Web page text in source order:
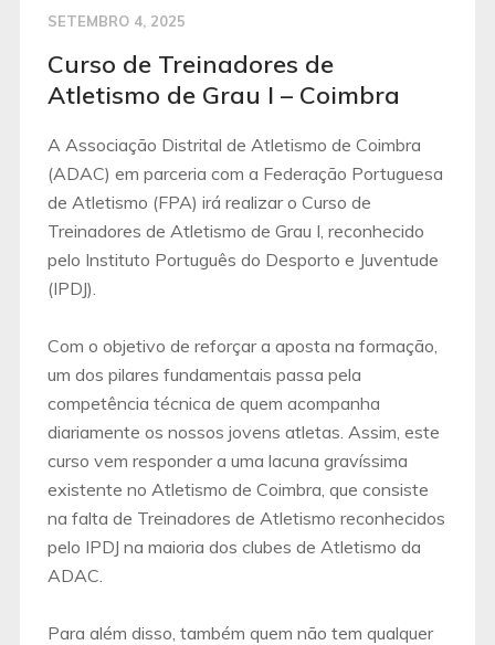
SETEMBRO 4, 2025
Curso de Treinadores de
Atletismo de Grau I – Coimbra
A Associação Distrital de Atletismo de Coimbra
(ADAC) em parceria com a Federação Portuguesa
de Atletismo (FPA) irá realizar o Curso de
Treinadores de Atletismo de Grau I, reconhecido
pelo Instituto Português do Desporto e Juventude
(IPDJ).
Com o objetivo de reforçar a aposta na formação,
um dos pilares fundamentais passa pela
competência técnica de quem acompanha
diariamente os nossos jovens atletas. Assim, este
curso vem responder a uma lacuna gravíssima
existente no Atletismo de Coimbra, que consiste
na falta de Treinadores de Atletismo reconhecidos
pelo IPDJ na maioria dos clubes de Atletismo da
ADAC.
Para além disso, também quem não tem qualquer